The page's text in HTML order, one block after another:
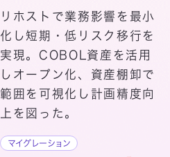
リホストで業務影響を最小
化し短期・低リスク移行を
実現。COBOL資産を活用
しオープン化、資産棚卸で
範囲を可視化し計画精度向
上を図った。
マイグレーション